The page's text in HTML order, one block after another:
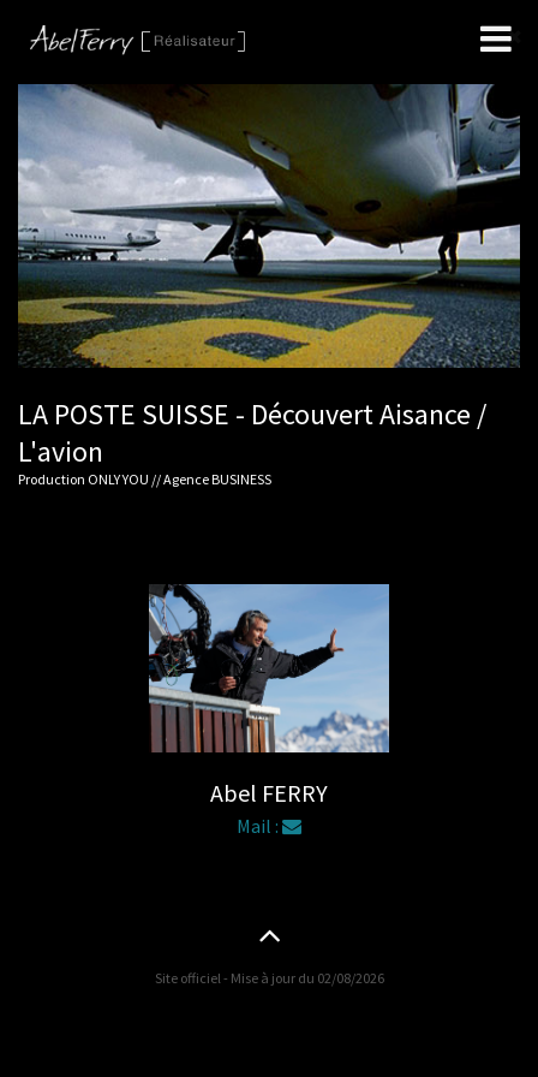
LA POSTE SUISSE - Découvert Aisance /
L'avion
Production ONLY YOU // Agence BUSINESS
Abel FERRY
Mail :
Site officiel - Mise à jour du 02/08/2026